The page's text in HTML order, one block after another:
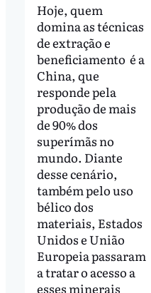
Hoje, quem
domina as técnicas
de extração e
beneficiamento é a
China, que
responde pela
produção de mais
de 90% dos
superímãs no
mundo. Diante
desse cenário,
também pelo uso
bélico dos
materiais, Estados
Unidos e União
Europeia passaram
a tratar o acesso a
esses minerais